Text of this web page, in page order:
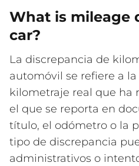
What is mileage
car?
La discrepancia de
automóvil se refiere a
kilometraje real que ha
el que se reporta en
título, el odómetro o la
tipo de discrepancia
administrativos o